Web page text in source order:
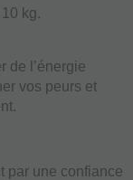
kg.
de l’énergie
vos peurs et
par une confiance